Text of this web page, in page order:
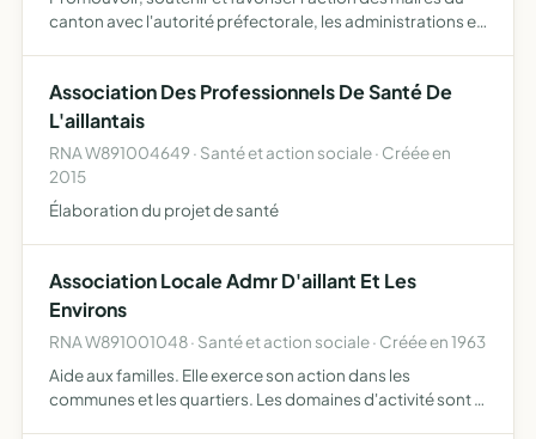
canton avec l'autorité préfectorale, les administrations et
Association Des Professionnels De Santé De
L'aillantais
RNA W891004649 · Santé et action sociale · Créée en
2015
Élaboration du projet de santé
Association Locale Admr D'aillant Et Les
Environs
RNA W891001048 · Santé et action sociale · Créée en 1963
Aide aux familles. Elle exerce son action dans les
communes et les quartiers. Les domaines d'activité sont la